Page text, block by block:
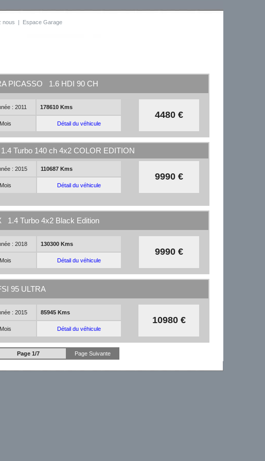
nous | Espace Garage
PICASSO 1.6 HDI 90 CH
: 2011 178610 Kms
4480 €
Détail du véhicule
Turbo 140 ch 4x2 COLOR EDITION
: 2015 110687 Kms
9990 €
Détail du véhicule
1.4 Turbo 4x2 Black Edition
: 2018 130300 Kms
9990 €
Détail du véhicule
95 ULTRA
: 2015 85945 Kms
10980 €
Détail du véhicule
Page 1/7 Page Suivante